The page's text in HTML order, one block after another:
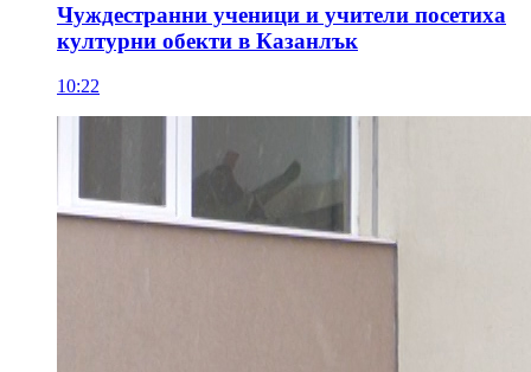
Чуждестранни ученици и учители посетиха
културни обекти в Казанлък
10:22